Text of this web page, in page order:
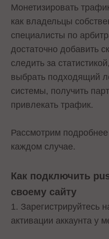
Монетизировать
как владельцы
специалисты по
достаточно добавить
следить за
выбрать подходящий
системы, получить
привлекать трафик.
Рассмотрим
каждом случае.
Как подключить
своему сайту
1. Зарегистрируйтесь
активации аккаунта у